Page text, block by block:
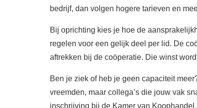
bedrijf, dan volgen hogere tarieven en
Bij oprichting kies je hoe de
regelen voor een gelijk deel per lid. De
aftrekken bij de coöperatie. Die winst
Ben je ziek of heb je geen capaciteit
vreemden, maar collega’s die jouw vak
inschrijving bij de Kamer van Koophandel.